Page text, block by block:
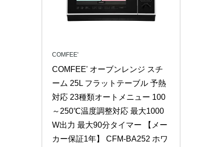
COMFEE'
COMFEE' オーブンレンジ スチ
ーム 25L フラットテーブル 予熱
対応 23種類オートメニュー 100
～250℃温度調整対応 最大1000
W出力 最大90分タイマー 【メー
カー保証1年】 CFM-BA252 ホワ